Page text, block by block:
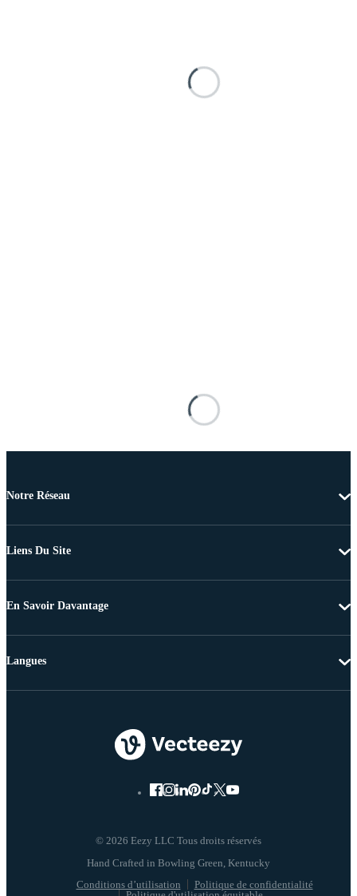
Notre Réseau
Liens Du Site
En Savoir Davantage
© 2026 Eezy LLC Tous droits réservés
Conditions d’utilisation
Politique de confidentialité
Langues